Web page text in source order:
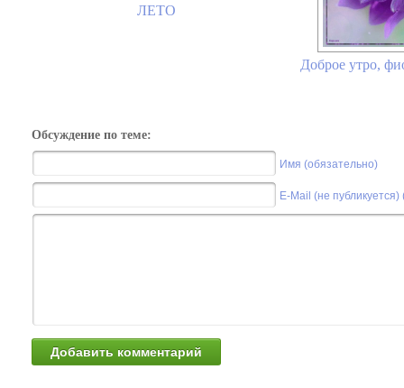
ЛЕТО
Доброе утро,
Обсуждение по теме:
Имя (обязательно)
E-Mail (не